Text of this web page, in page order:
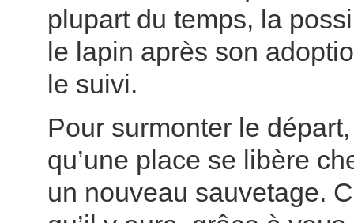
plupart du temps, la
le lapin après son
le suivi.
Pour surmonter le
qu’une place se libère
un nouveau sauvetage.